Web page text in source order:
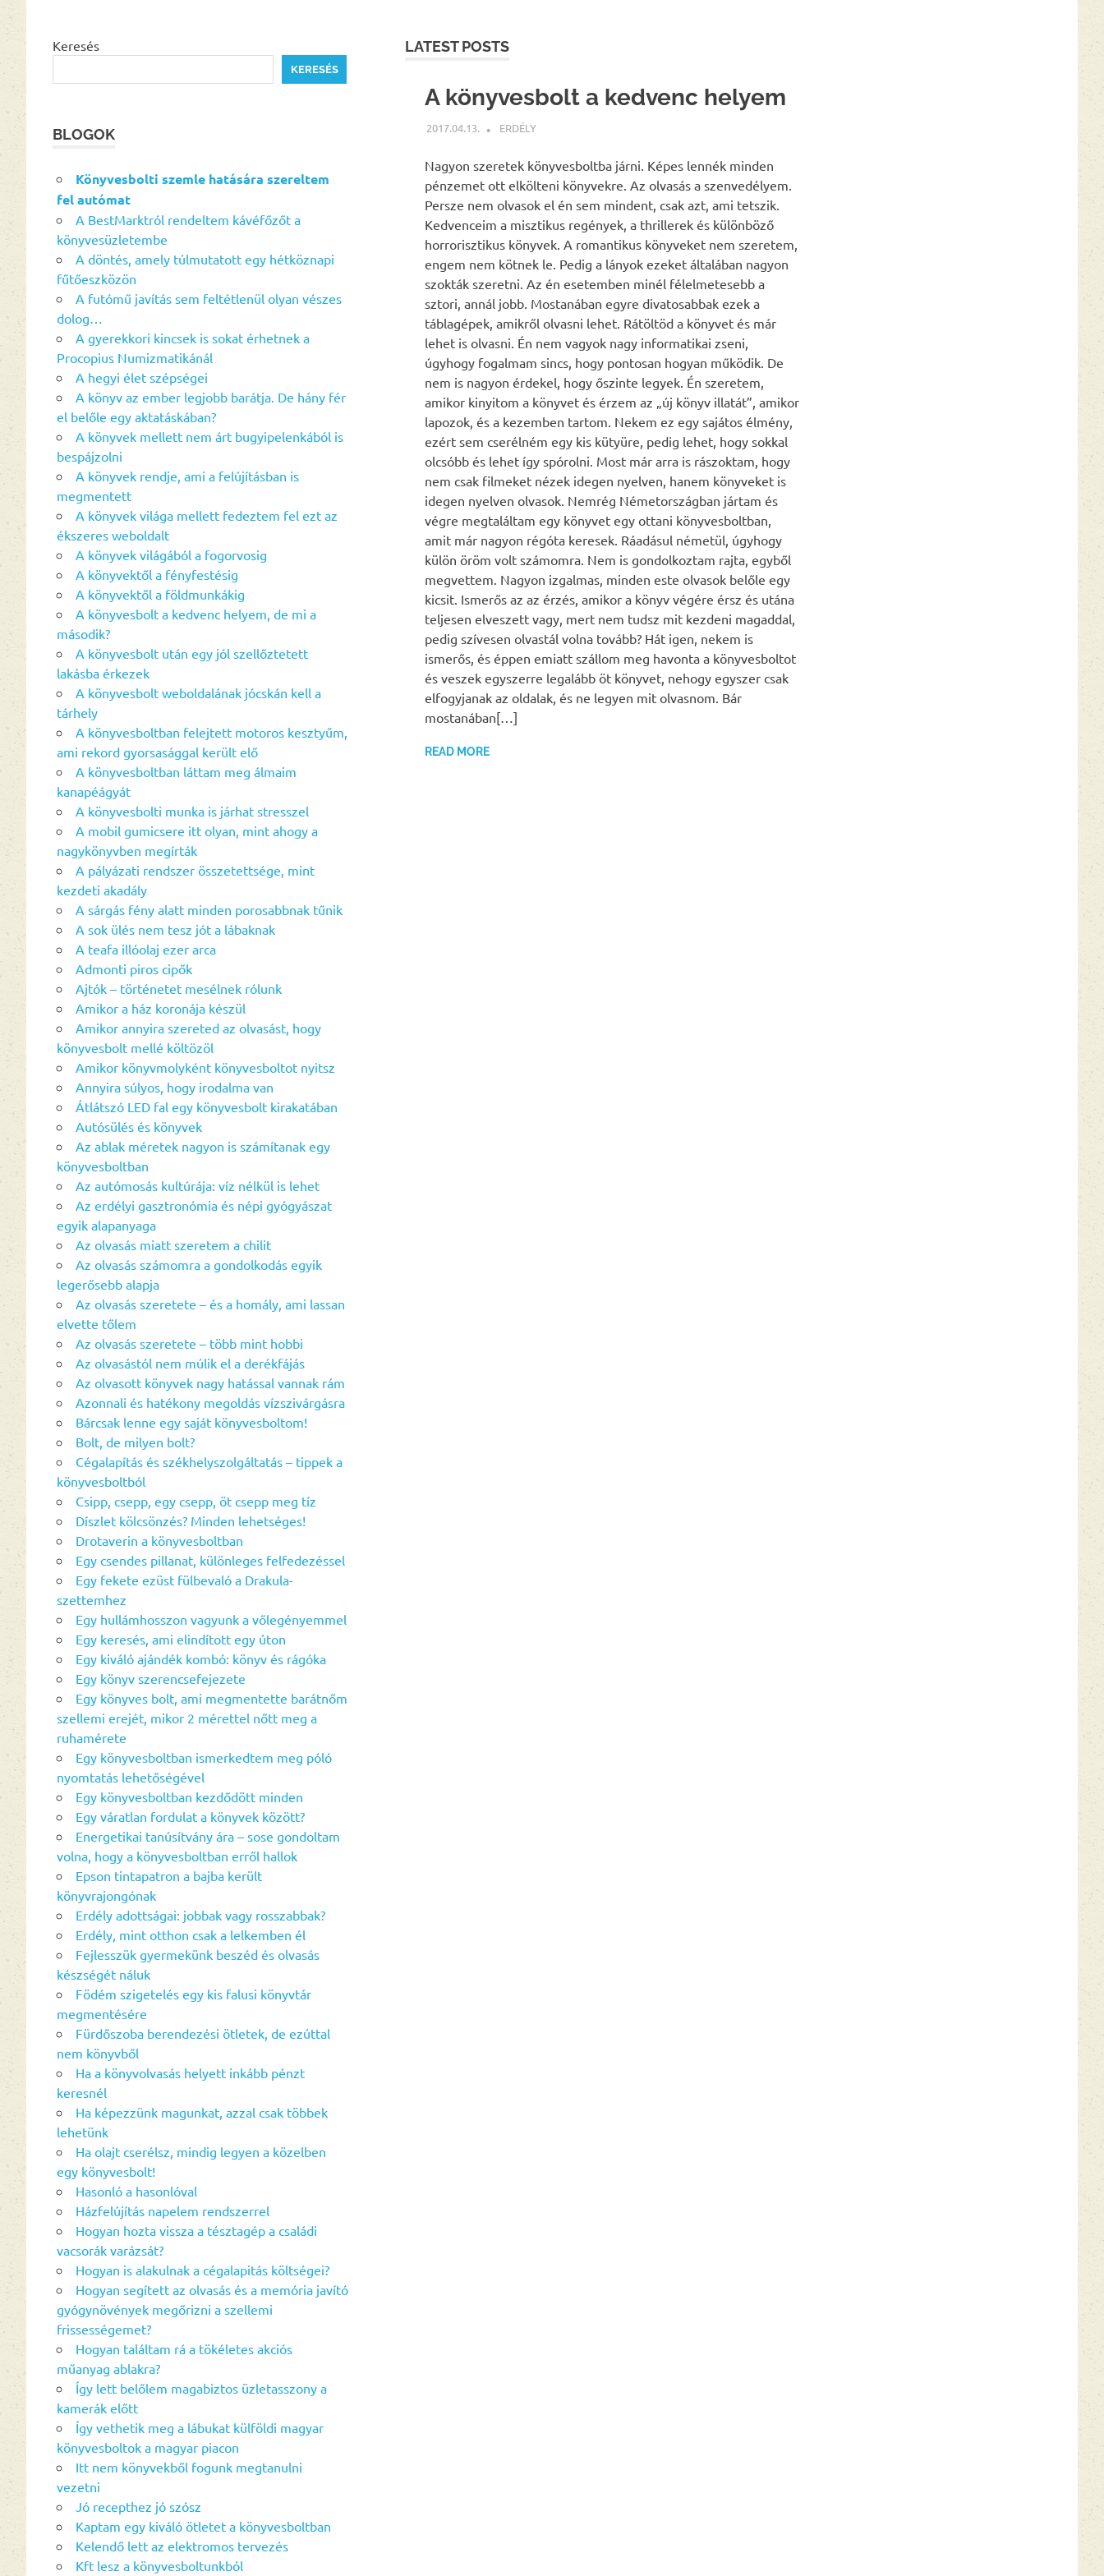
LATEST POSTS
A könyvesbolt a kedvenc helyem
2017.04.13. ERDÉLY
Nagyon szeretek könyvesboltba járni. Képes lennék minden
pénzemet ott elkölteni könyvekre. Az olvasás a szenvedélyem.
Persze nem olvasok el én sem mindent, csak azt, ami tetszik.
Kedvenceim a misztikus regények, a thrillerek és különböző
horrorisztikus könyvek. A romantikus könyveket nem szeretem,
engem nem kötnek le. Pedig a lányok ezeket általában nagyon
szokták szeretni. Az én esetemben minél félelmetesebb a
sztori, annál jobb. Mostanában egyre divatosabbak ezek a
táblagépek, amikről olvasni lehet. Rátöltöd a könyvet és már
lehet is olvasni. Én nem vagyok nagy informatikai zseni,
úgyhogy fogalmam sincs, hogy pontosan hogyan működik. De
nem is nagyon érdekel, hogy őszinte legyek. Én szeretem,
amikor kinyitom a könyvet és érzem az „új könyv illatát”, amikor
lapozok, és a kezemben tartom. Nekem ez egy sajátos élmény,
ezért sem cserélném egy kis kütyüre, pedig lehet, hogy sokkal
olcsóbb és lehet így spórolni. Most már arra is rászoktam, hogy
nem csak filmeket nézek idegen nyelven, hanem könyveket is
idegen nyelven olvasok. Nemrég Németországban jártam és
végre megtaláltam egy könyvet egy ottani könyvesboltban,
amit már nagyon régóta keresek. Ráadásul németül, úgyhogy
külön öröm volt számomra. Nem is gondolkoztam rajta, egyből
megvettem. Nagyon izgalmas, minden este olvasok belőle egy
kicsit. Ismerős az az érzés, amikor a könyv végére érsz és utána
teljesen elveszett vagy, mert nem tudsz mit kezdeni magaddal,
pedig szívesen olvastál volna tovább? Hát igen, nekem is
ismerős, és éppen emiatt szállom meg havonta a könyvesboltot
és veszek egyszerre legalább öt könyvet, nehogy egyszer csak
elfogyjanak az oldalak, és ne legyen mit olvasnom. Bár
mostanában[…]
READ MORE
Keresés
KERESÉS
BLOGOK
Könyvesbolti szemle hatására szereltem
fel autómat
A BestMarktról rendeltem kávéfőzőt a
könyvesüzletembe
A döntés, amely túlmutatott egy hétköznapi
fűtőeszközön
A futómű javítás sem feltétlenül olyan vészes
dolog…
A gyerekkori kincsek is sokat érhetnek a
Procopius Numizmatikánál
A hegyi élet szépségei
A könyv az ember legjobb barátja. De hány fér
el belőle egy aktatáskában?
A könyvek mellett nem árt bugyipelenkából is
bespájzolni
A könyvek rendje, ami a felújításban is
megmentett
A könyvek világa mellett fedeztem fel ezt az
ékszeres weboldalt
A könyvek világából a fogorvosig
A könyvektől a fényfestésig
A könyvektől a földmunkákig
A könyvesbolt a kedvenc helyem, de mi a
második?
A könyvesbolt után egy jól szellőztetett
lakásba érkezek
A könyvesbolt weboldalának jócskán kell a
tárhely
A könyvesboltban felejtett motoros kesztyűm,
ami rekord gyorsasággal került elő
A könyvesboltban láttam meg álmaim
kanapéágyát
A könyvesbolti munka is járhat stresszel
A mobil gumicsere itt olyan, mint ahogy a
nagykönyvben megírták
A pályázati rendszer összetettsége, mint
kezdeti akadály
A sárgás fény alatt minden porosabbnak tűnik
A sok ülés nem tesz jót a lábaknak
A teafa illóolaj ezer arca
Admonti piros cipők
Ajtók – történetet mesélnek rólunk
Amikor a ház koronája készül
Amikor annyira szereted az olvasást, hogy
könyvesbolt mellé költözöl
Amikor könyvmolyként könyvesboltot nyitsz
Annyira súlyos, hogy irodalma van
Átlátszó LED fal egy könyvesbolt kirakatában
Autósülés és könyvek
Az ablak méretek nagyon is számítanak egy
könyvesboltban
Az autómosás kultúrája: víz nélkül is lehet
Az erdélyi gasztronómia és népi gyógyászat
egyik alapanyaga
Az olvasás miatt szeretem a chilit
Az olvasás számomra a gondolkodás egyik
legerősebb alapja
Az olvasás szeretete – és a homály, ami lassan
elvette tőlem
Az olvasás szeretete – több mint hobbi
Az olvasástól nem múlik el a derékfájás
Az olvasott könyvek nagy hatással vannak rám
Azonnali és hatékony megoldás vízszivárgásra
Bárcsak lenne egy saját könyvesboltom!
Bolt, de milyen bolt?
Cégalapítás és székhelyszolgáltatás – tippek a
könyvesboltból
Csipp, csepp, egy csepp, öt csepp meg tíz
Díszlet kölcsönzés? Minden lehetséges!
Drotaverin a könyvesboltban
Egy csendes pillanat, különleges felfedezéssel
Egy fekete ezüst fülbevaló a Drakula-
szettemhez
Egy hullámhosszon vagyunk a vőlegényemmel
Egy keresés, ami elindított egy úton
Egy kiváló ajándék kombó: könyv és rágóka
Egy könyv szerencsefejezete
Egy könyves bolt, ami megmentette barátnőm
szellemi erejét, mikor 2 mérettel nőtt meg a
ruhamérete
Egy könyvesboltban ismerkedtem meg póló
nyomtatás lehetőségével
Egy könyvesboltban kezdődött minden
Egy váratlan fordulat a könyvek között?
Energetikai tanúsítvány ára – sose gondoltam
volna, hogy a könyvesboltban erről hallok
Epson tintapatron a bajba került
könyvrajongónak
Erdély adottságai: jobbak vagy rosszabbak?
Erdély, mint otthon csak a lelkemben él
Fejlesszük gyermekünk beszéd és olvasás
készségét náluk
Födém szigetelés egy kis falusi könyvtár
megmentésére
Fürdőszoba berendezési ötletek, de ezúttal
nem könyvből
Ha a könyvolvasás helyett inkább pénzt
keresnél
Ha képezzünk magunkat, azzal csak többek
lehetünk
Ha olajt cserélsz, mindig legyen a közelben
egy könyvesbolt!
Hasonló a hasonlóval
Házfelújítás napelem rendszerrel
Hogyan hozta vissza a tésztagép a családi
vacsorák varázsát?
Hogyan is alakulnak a cégalapitás költségei?
Hogyan segített az olvasás és a memória javító
gyógynövények megőrizni a szellemi
frissességemet?
Hogyan találtam rá a tökéletes akciós
műanyag ablakra?
Így lett belőlem magabiztos üzletasszony a
kamerák előtt
Így vethetik meg a lábukat külföldi magyar
könyvesboltok a magyar piacon
Itt nem könyvekből fogunk megtanulni
vezetni
Jó recepthez jó szósz
Kaptam egy kiváló ötletet a könyvesboltban
Kelendő lett az elektromos tervezés
Kft lesz a könyvesboltunkból